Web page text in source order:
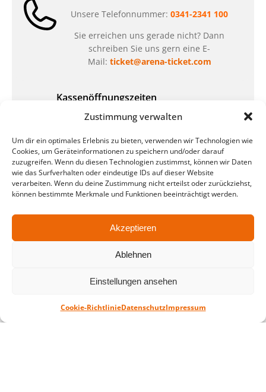
Zustimmung verwalten
Um dir ein optimales Erlebnis zu bieten, verwenden wir Technologien wie
Cookies, um Geräteinformationen zu speichern und/oder darauf
zuzugreifen. Wenn du diesen Technologien zustimmst, können wir Daten
wie das Surfverhalten oder eindeutige IDs auf dieser Website
verarbeiten. Wenn du deine Zustimmung nicht erteilst oder zurückziehst,
können bestimmte Merkmale und Funktionen beeinträchtigt werden.
Akzeptieren
Ablehnen
Einstellungen ansehen
Cookie-RichtlinieDatenschutzImpressum
Unsere Telefonnummer: 0341-2341 100
Sie erreichen uns gerade nicht? Dann
schreiben Sie uns gern eine E-
Mail: ticket@arena-ticket.com
Kassenöffnungszeiten
unsere Sonderöffnungszeiten im Sommer:
Montag – Freitag: 10-18 Uhr Samstag:
geschlossen
Standort
QUARTERBACK Immobilien ARENA
Am Sportforum 2, 04105 Leipzig
Nahverkehr: Straßenbahn Linien 3, 4, 7, 8, 15
Haltestelle Waldplatz/Arena. Kostenfreies